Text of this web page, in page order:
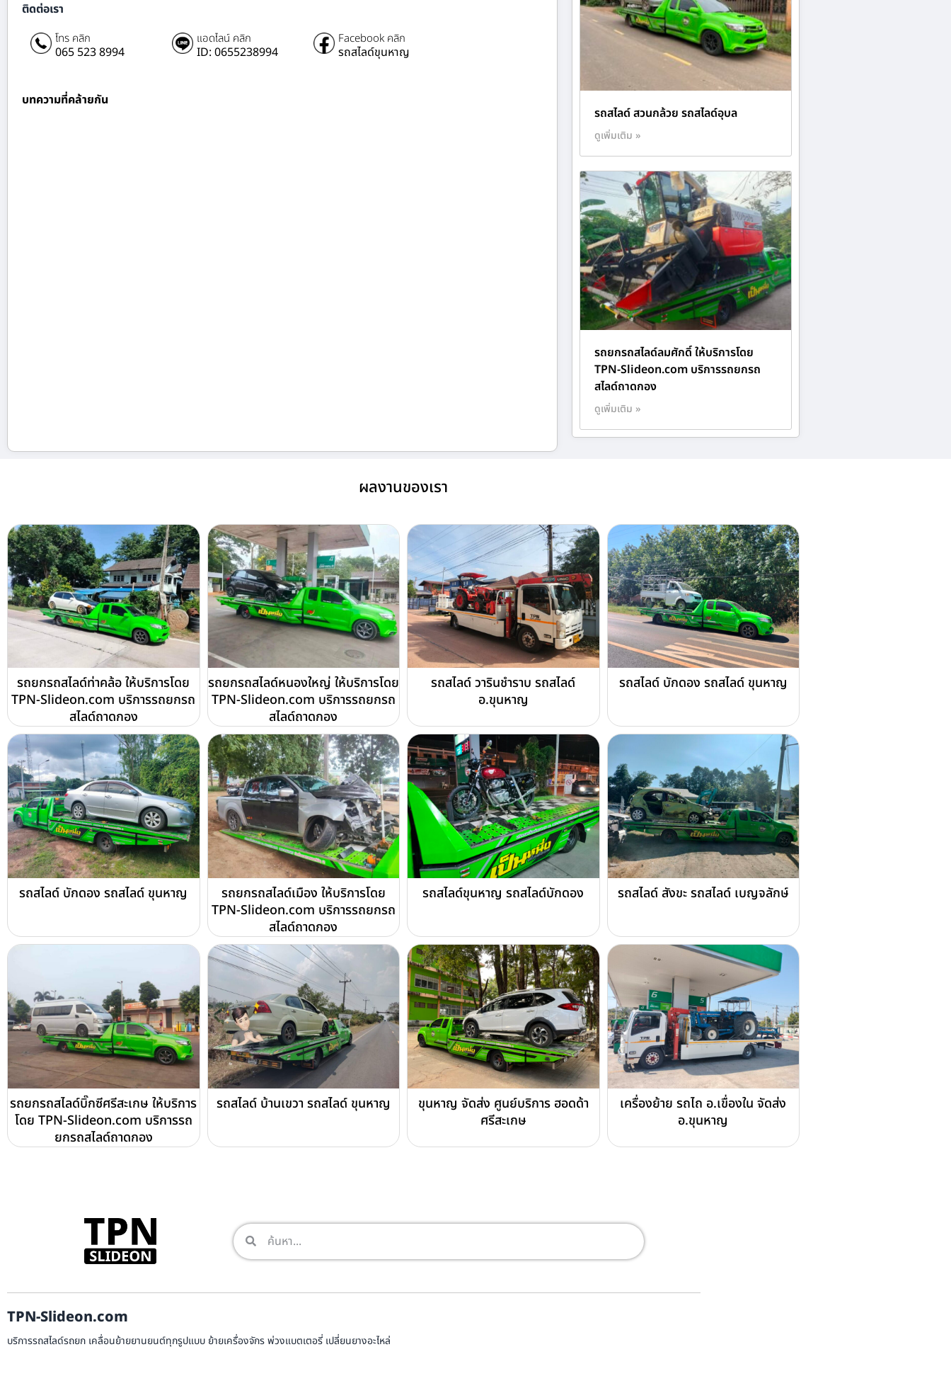
ติดต่อเรา
โทร คลิก
065 523 8994
แอดไลน์ คลิก
ID: 0655238994
Facebook คลิก
รถสไลด์ขุนหาญ
บทความที่คล้ายกัน
รถสไลด์ สวนกล้วย รถสไลด์อุบล
ดูเพิ่มเติม »
รถยกรถสไลด์ลมศักดิ์ ให้บริการโดย
TPN-Slideon.com บริการรถยกรถ
สไลด์ถาดกอง
ดูเพิ่มเติม »
ผลงานของเรา
รถยกรถสไลด์ท่าคล้อ ให้บริการโดย
TPN-Slideon.com บริการรถยกรถ
สไลด์ถาดกอง
รถยกรถสไลด์หนองใหญ่ ให้บริการโดย
TPN-Slideon.com บริการรถยกรถ
สไลด์ถาดกอง
รถสไลด์ วารินชำราบ รถสไลด์
อ.ขุนหาญ
รถสไลด์ บักดอง รถสไลด์ ขุนหาญ
รถสไลด์ บักดอง รถสไลด์ ขุนหาญ
รถยกรถสไลด์เมือง ให้บริการโดย
TPN-Slideon.com บริการรถยกรถ
สไลด์ถาดกอง
รถสไลด์ขุนหาญ รถสไลด์บักดอง รถสไลด์ สังขะ รถสไลด์ เบญจลักษ์
รถยกรถสไลด์บิ๊กซีศรีสะเกษ ให้บริการ
โดย TPN-Slideon.com บริการรถ
ยกรถสไลด์ถาดกอง
รถสไลด์ บ้านเขวา รถสไลด์ ขุนหาญ
ขุนหาญ จัดส่ง ศูนย์บริการ ฮอดด้า
ศรีสะเกษ
เครื่องย้าย รถไถ อ.เขื่องใน จัดส่ง
อ.ขุนหาญ
TPN-Slideon.com
บริการรถสไลด์รถยก เคลื่อนย้ายยานยนต์ทุกรูปแบบ ย้ายเครื่องจักร พ่วงแบตเตอรี่ เปลี่ยนยางอะไหล่